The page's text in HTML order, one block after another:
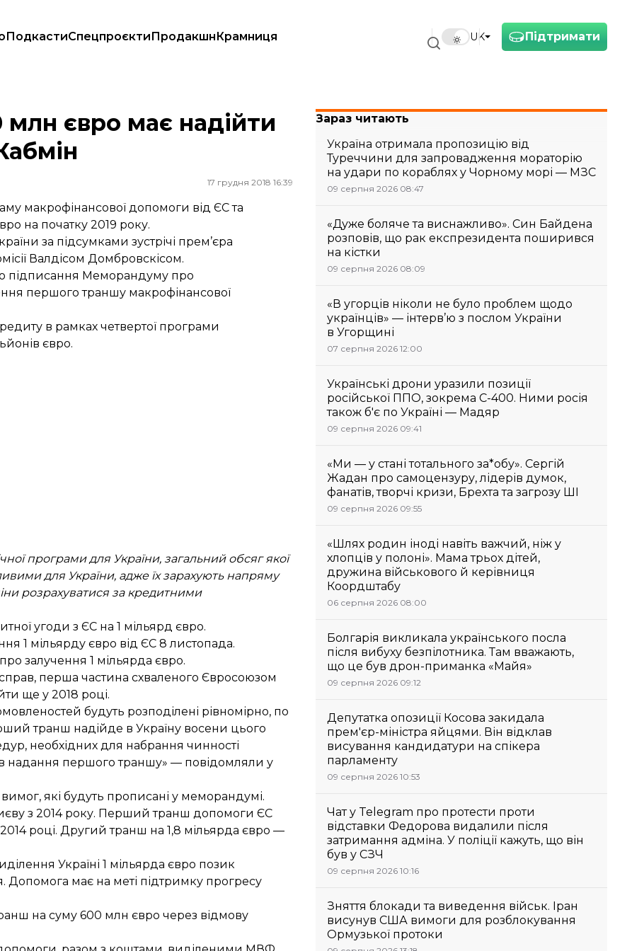
Підтримати
UK
ПодкастиСпецпроєктиПродакшнКрамниця
євро має надійти
17 грудня 2018 16:39
макрофінансової допомоги від ЄС та
на початку 2019 року.
за підсумками зустрічі прем’єра
Валдісом Домбровскісом.
підписання Меморандуму про
першого траншу макрофінансової
в рамках четвертої програми
євро.
програми для України, загальний обсяг якої
для України, адже їх зарахують напряму
розрахуватися за кредитними
угоди з ЄС на 1 мільярд євро.
1 мільярду євро від ЄС 8 листопада.
про залучення 1 мільярда євро.
перша частина схваленого Євросоюзом
ще у 2018 році.
будуть розподілені рівномірно, по
транш надійде в Україну восени цього
необхідних для набрання чинності
надання першого траншу» — повідомляли у
які будуть прописані у меморандумі.
з 2014 року. Перший транш допомоги ЄС
2014 році. Другий транш на 1,8 мільярда євро —
Україні 1 мільярда євро позик
Допомога має на меті підтримку прогресу
на суму 600 млн євро через відмову
Зараз читають
Україна отримала пропозицію від
Туреччини для запровадження мораторію
на удари по кораблях у Чорному морі — МЗС
09 серпня 2026 08:47
«Дуже боляче та виснажливо». Син Байдена
розповів, що рак експрезидента поширився
на кістки
09 серпня 2026 08:09
«В угорців ніколи не було проблем щодо
українців» — інтерв’ю з послом України
в Угорщині
07 серпня 2026 12:00
Українські дрони уразили позиції
російської ППО, зокрема С-400. Ними росія
також б'є по Україні — Мадяр
09 серпня 2026 09:41
«Ми — у стані тотального за*обу». Сергій
Жадан про самоцензуру, лідерів думок,
фанатів, творчі кризи, Брехта та загрозу ШІ
09 серпня 2026 09:55
«Шлях родин іноді навіть важчий, ніж у
хлопців у полоні». Мама трьох дітей,
дружина військового й керівниця
Коордштабу
06 серпня 2026 08:00
Болгарія викликала українського посла
після вибуху безпілотника. Там вважають,
що це був дрон-приманка «Майя»
09 серпня 2026 09:12
Депутатка опозиції Косова закидала
прем'єр-міністра яйцями. Він відклав
висування кандидатури на спікера
парламенту
09 серпня 2026 10:53
Чат у Telegram про протести проти
відставки Федорова видалили після
затримання адміна. У поліції кажуть, що він
був у СЗЧ
09 серпня 2026 10:16
Зняття блокади та виведення військ. Іран
висунув США вимоги для розблокування
Ормузької протоки